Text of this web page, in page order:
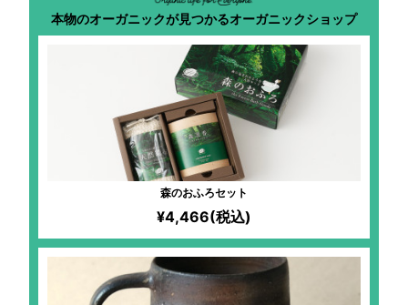
本物のオーガニックが見つかるオーガニックショップ
森のおふろセット
¥4,466(税込)